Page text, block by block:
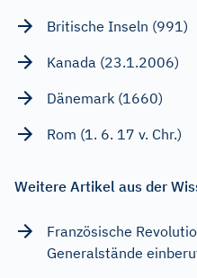
Britische Inseln (991)
Kanada (23.1.2006)
Dänemark (1660)
Rom (1. 6. 17 v. Chr.)
Weitere Artikel aus der
Französische
Generalstände